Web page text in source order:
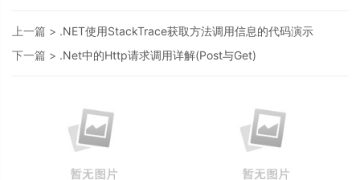
上一篇 > .NET使用StackTrace获取方法调用信息的代码演示
下一篇 > .Net中的Http请求调用详解(Post与Get)